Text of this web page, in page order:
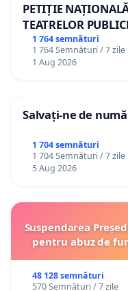
PETIȚIE
TEATRELOR
ROMÂNIA
1 764 semnături
1 764 Semnături / 7 zile
1 Aug 2026
Salvați-ne de
1 704 semnături
1 704 Semnături / 7 zile
5 Aug 2026
Suspendarea
pentru abuz de
48 128 semnături
570 Semnături / 7 zile